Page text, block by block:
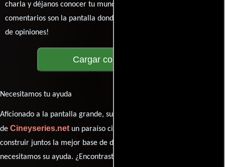
charla y déjanos conocer tu mundo cinematográfico. ¡Los
comentarios son la pantalla donde se proyecta nuestra diversidad
de opiniones!
Cargar comentarios
Necesitamos tu ayuda
Aficionado a la pantalla grande, su participación es clave para hacer
de Cineyseries.netun paraíso cinéfilo completo. Queremos
construir juntos la mejor base de datos cinematográfica, pero
necesitamos su ayuda. ¿Encontraste algún dato faltante en la ficha